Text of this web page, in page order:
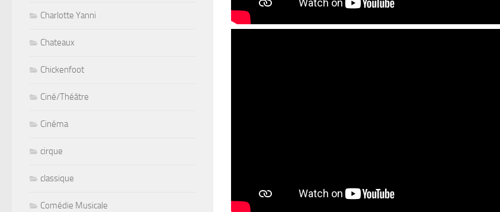
Charlotte Yanni
Chateaux
Chickenfoot
Ciné/Théâtre
Cinéma
cirque
classique
Comédie Musicale